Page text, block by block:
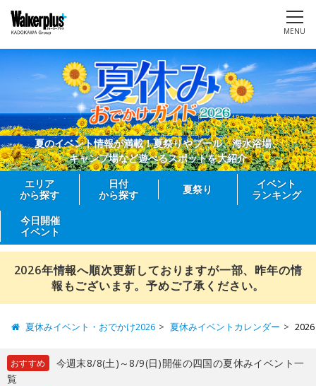
MENU
夏のイベント情報が満載！夏祭りやプール、海水浴場、
キャンプ場など遊べるスポットを大紹介
エリア
から探す
日付
から探す
夏祭り
イベント
ランキング
今日開催
イベント
2026年情報へ順次更新しておりますが一部、昨年の情
報もございます。予めご了承ください。
夏休みイベント・おでかけ2026 夏休みイベントカレンダー
おすすめ
今週末8/8(土)～8/9(日)開催の四国の夏休みイベント一
覧